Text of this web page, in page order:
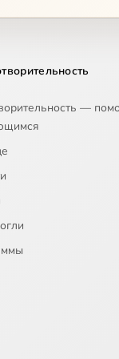
характеристика
характеристика
характеристика
характеристика
характеристика
—